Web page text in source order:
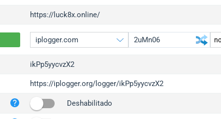
https://luck8x.online/
iplogger.org
wl.gl
ikPp5yycvzX2
https://iplogger.org/logger/ikPp5yycvzX2
Deshabilitado